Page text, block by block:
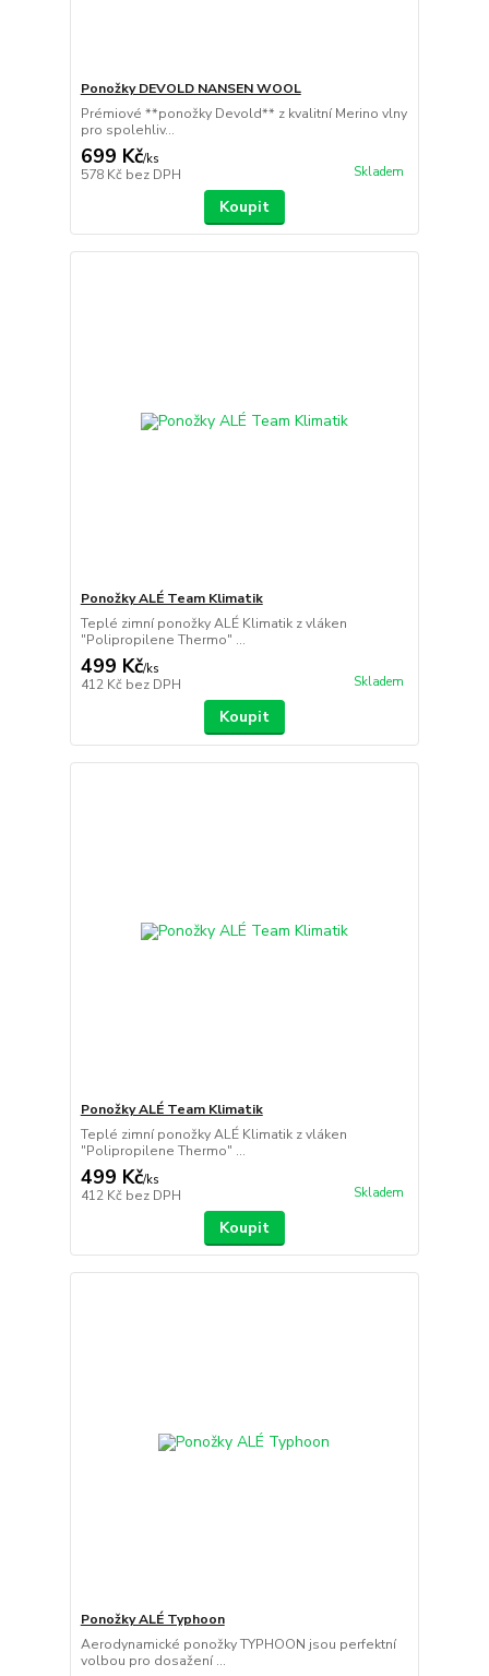
Ponožky DEVOLD NANSEN WOOL
Prémiové **ponožky Devold** z kvalitní Merino vlny
pro spolehliv...
699 Kč/ks
578 Kč bez DPH Skladem
Koupit
Ponožky ALÉ Team Klimatik
Teplé zimní ponožky ALÉ Klimatik z vláken
"Polipropilene Thermo" ...
499 Kč/ks
412 Kč bez DPH Skladem
Koupit
Ponožky ALÉ Team Klimatik
Teplé zimní ponožky ALÉ Klimatik z vláken
"Polipropilene Thermo" ...
499 Kč/ks
412 Kč bez DPH Skladem
Koupit
Ponožky ALÉ Typhoon
Aerodynamické ponožky TYPHOON jsou perfektní
volbou pro dosažení ...